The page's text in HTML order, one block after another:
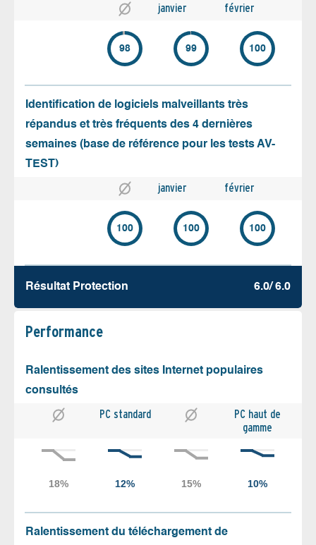
janvier février
98 99 100
Identification de logiciels malveillants très
répandus et très fréquents des 4 dernières
semaines (base de référence pour les tests AV-
TEST)
janvier février
100 100 100
Résultat Protection 6.0/ 6.0
Performance
Ralentissement des sites Internet populaires
consultés
PC standard
PC haut de
gamme
Ralentissement du téléchargement de